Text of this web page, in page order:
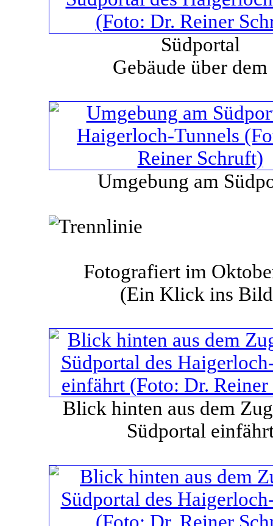
Südportal
Gebäude über
Umgebung am
Fotografiert im
(Ein Klick ins
Blick hinten aus dem
Südportal